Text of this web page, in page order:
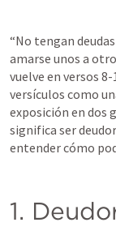
“No tengan
amarse unos a
vuelve en versos
versículos como
exposición en dos
significa ser
entender cómo
1.